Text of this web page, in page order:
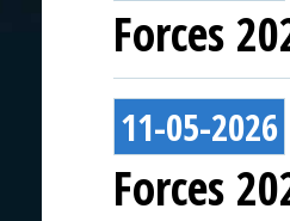
Forces
11-05-2026
Forces